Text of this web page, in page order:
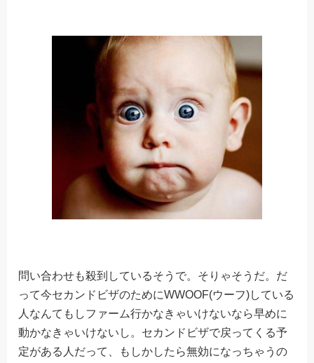
問い合わせも殺到しているそうで。そりゃそうだ。だ
って今セカンドビザのためにWWOOF(ウーフ)している
人なんてもしファーム行かなきゃいけないなら早めに
動かなきゃいけないし。セカンドビザで戻ってくる予
定がある人だって、もしかしたら無効になっちゃうの